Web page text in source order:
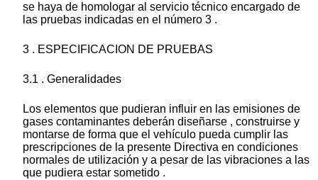
se haya de homologar al servicio técnico encargado de
las pruebas indicadas en el número 3 .
3 . ESPECIFICACION DE PRUEBAS
3.1 . Generalidades
Los elementos que pudieran influir en las emisiones de
gases contaminantes deberán diseñarse , construirse y
montarse de forma que el vehículo pueda cumplir las
prescripciones de la presente Directiva en condiciones
normales de utilización y a pesar de las vibraciones a las
que pudiera estar sometido .